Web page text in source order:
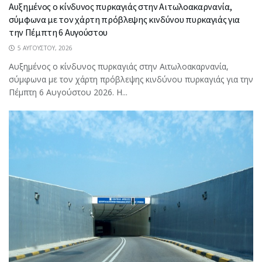
Αυξημένος ο κίνδυνος πυρκαγιάς στην Αιτωλοακαρνανία,
σύμφωνα με τον χάρτη πρόβλεψης κινδύνου πυρκαγιάς για
την Πέμπτη 6 Αυγούστου
5 ΑΥΓΟΎΣΤΟΥ, 2026
Αυξημένος ο κίνδυνος πυρκαγιάς στην Αιτωλοακαρνανία,
σύμφωνα με τον χάρτη πρόβλεψης κινδύνου πυρκαγιάς για την
Πέμπτη 6 Αυγούστου 2026. Η...